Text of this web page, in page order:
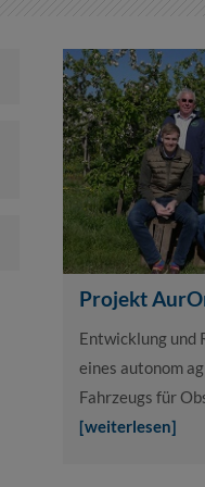
Projekt
Entwicklung und
eines autonom
Fahrzeugs für
[weiterlesen]